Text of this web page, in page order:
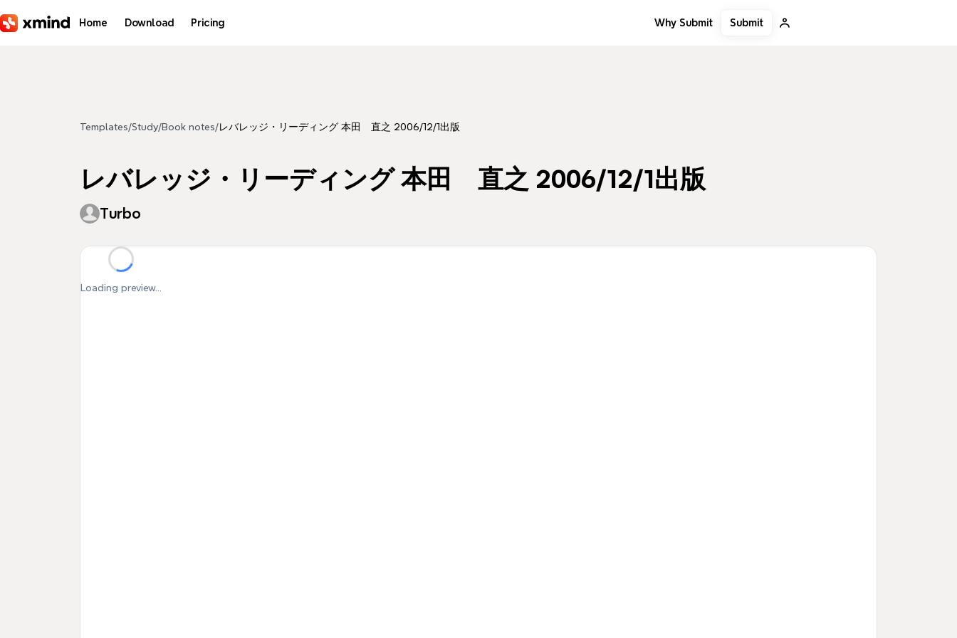
Home Download Pricing Why Submit Submit
Templates/Study/Book notes/レバレッジ・リーディング 本田 直之 2006/12/1出版
レバレッジ・リーディング 本田 直之 2006/12/1出版
Turbo
Loading preview...